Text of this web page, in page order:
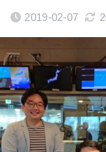
2019-02-07